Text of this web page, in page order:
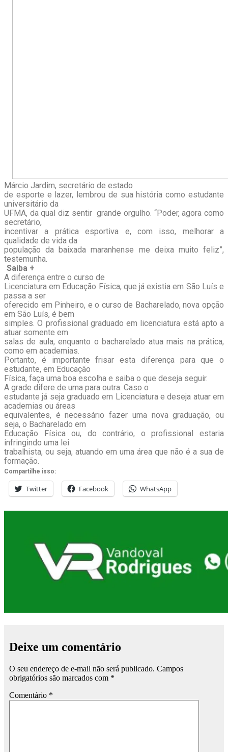
Márcio Jardim, secretário de estado
de esporte e lazer, lembrou de sua história como estudante
universitário da
UFMA, da qual diz sentir grande orgulho. “Poder, agora como
secretário,
incentivar a prática esportiva e, com isso, melhorar a
qualidade de vida da
população da baixada maranhense me deixa muito feliz”,
testemunha.
Saiba +
A diferença entre o curso de
Licenciatura em Educação Física, que já existia em São Luís e
passa a ser
oferecido em Pinheiro, e o curso de Bacharelado, nova opção
em São Luís, é bem
simples. O profissional graduado em licenciatura está apto a
atuar somente em
salas de aula, enquanto o bacharelado atua mais na prática,
como em academias.
Portanto, é importante frisar esta diferença para que o
estudante, em Educação
Física, faça uma boa escolha e saiba o que deseja seguir.
A grade difere de uma para outra. Caso o
estudante já seja graduado em Licenciatura e deseja atuar em
academias ou áreas
equivalentes, é necessário fazer uma nova graduação, ou
seja, o Bacharelado em
Educação Física ou, do contrário, o profissional estaria
infringindo uma lei
trabalhista, ou seja, atuando em uma área que não é a sua de
formação.
Compartilhe isso:
Twitter Facebook WhatsApp
Deixe um comentário
O seu endereço de e-mail não será publicado. Campos
obrigatórios são marcados com *
Comentário *